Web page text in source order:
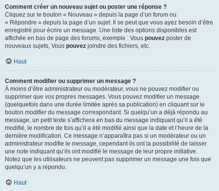
Comment créer un nouveau sujet ou poster une réponse ?
Cliquez sur le bouton « Nouveau » depuis la page d’un forum ou
« Répondre » depuis la page d’un sujet. Il se peut que vous ayez besoin d’être
enregistré pour écrire un message. Une liste des options disponibles est
affichée en bas de page des forums, exemple : Vous pouvez poster de
nouveaux sujets, Vous pouvez joindre des fichiers, etc.
Haut
Comment modifier ou supprimer un message ?
À moins d’être administrateur ou modérateur, vous ne pouvez modifier ou
supprimer que vos propres messages. Vous pouvez modifier un message
(quelquefois dans une durée limitée après sa publication) en cliquant sur le
bouton modifierdu message correspondant. Si quelqu’un a déjà répondu au
message, un petit texte s’affichera en bas du message indiquant qu’il a été
modifié, le nombre de fois qu’il a été modifié ainsi que la date et l’heure de la
dernière modification. Ce message n’apparaîtra pas si un modérateur ou un
administrateur modifie le message, cependant ils ont la possibilité de laisser
une note indiquant qu’ils ont modifié le message de leur propre initiative.
Notez que les utilisateurs ne peuvent pas supprimer un message une fois que
quelqu’un y a répondu.
Haut